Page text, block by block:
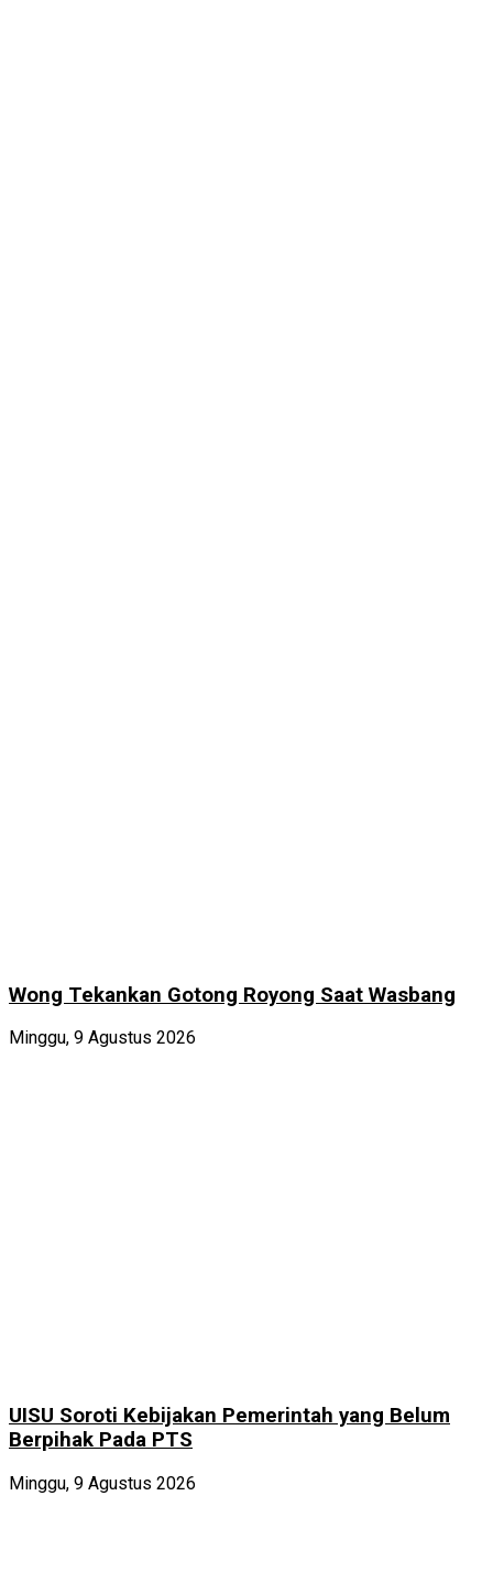
Wong Tekankan Gotong Royong Saat Wasbang
Minggu, 9 Agustus 2026
UISU Soroti Kebijakan Pemerintah yang Belum
Berpihak Pada PTS
Minggu, 9 Agustus 2026